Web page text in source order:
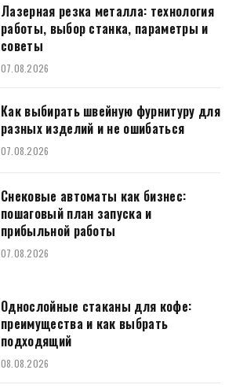
Лазерная резка металла: технология
работы, выбор станка, параметры и
советы
07.08.2026
Как выбирать швейную фурнитуру для
разных изделий и не ошибаться
07.08.2026
Снековые автоматы как бизнес:
пошаговый план запуска и
прибыльной работы
07.08.2026
Однослойные стаканы для кофе:
преимущества и как выбрать
подходящий
08.08.2026